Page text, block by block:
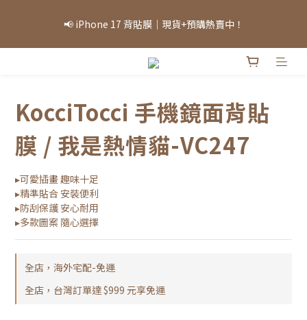
庫存為準，敬請見諒。」
📢 iPhone 17 背貼膜｜現貨+預購熱賣中！
「因部分商品熱銷，部分庫存可能需等候，實際出貨情況將依當日
KocciTocci 手機鏡面背貼
膜 / 我是熱情貓-VC247
▸可愛插畫 趣味十足
▸精準貼合 安裝便利
▸防刮保護 安心耐用
▸多款圖案 隨心選擇
全店，海外宅配-免運
全店，台灣訂單達 $999 元享免運